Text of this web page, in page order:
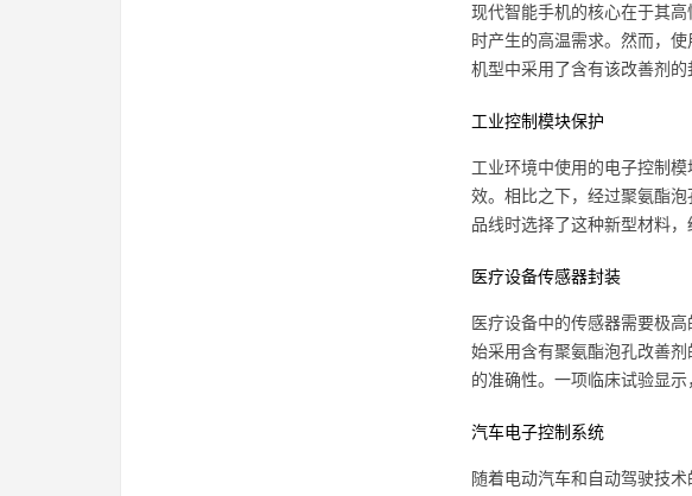
现代智能手机的核心在于其
时产生的高温需求。然而，
机型中采用了含有该改善剂
工业控制模块保护
工业环境中使用的电子控制
效。相比之下，经过聚氨酯
品线时选择了这种新型材料
医疗设备传感器封装
医疗设备中的传感器需要极
始采用含有聚氨酯泡孔改善
的准确性。一项临床试验显
汽车电子控制系统
随着电动汽车和自动驾驶技